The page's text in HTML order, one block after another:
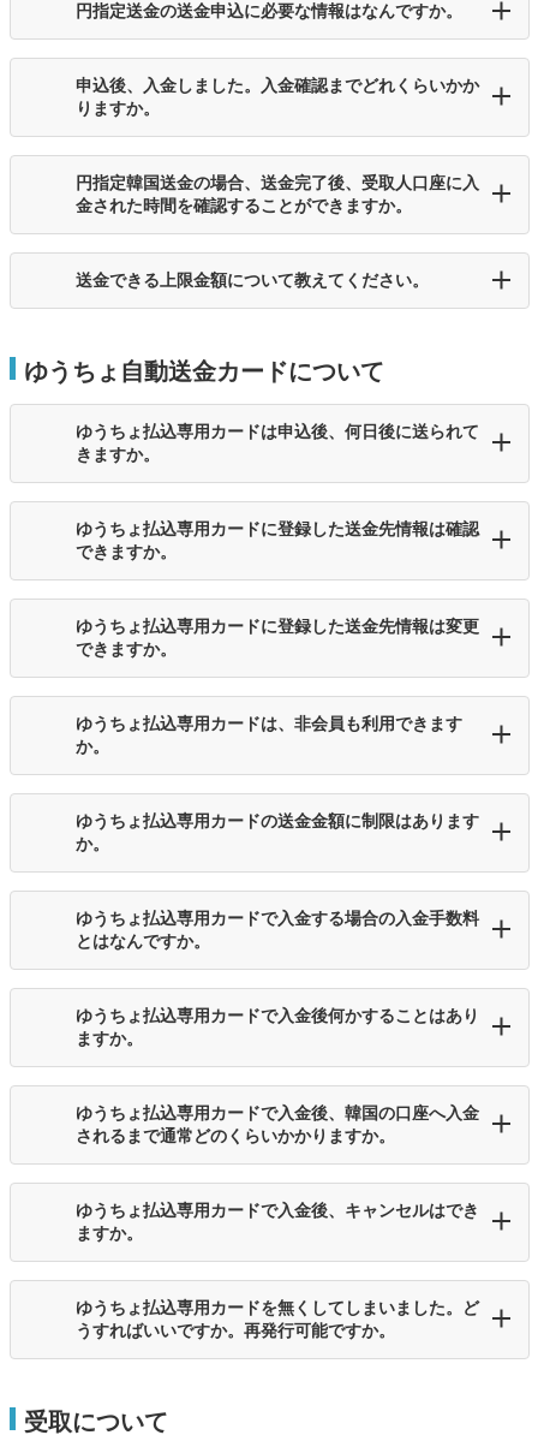
円指定送金の送金申込に必要な情報はなんですか。
申込後、入金しました。入金確認までどれくらいかか
りますか。
円指定韓国送金の場合、送金完了後、受取人口座に入
金された時間を確認することができますか。
送金できる上限金額について教えてください。
ゆうちょ自動送金カードについて
ゆうちょ払込専用カードは申込後、何日後に送られて
きますか。
ゆうちょ払込専用カードに登録した送金先情報は確認
できますか。
ゆうちょ払込専用カードに登録した送金先情報は変更
できますか。
ゆうちょ払込専用カードは、非会員も利用できます
か。
ゆうちょ払込専用カードの送金金額に制限はあります
か。
ゆうちょ払込専用カードで入金する場合の入金手数料
とはなんですか。
ゆうちょ払込専用カードで入金後何かすることはあり
ますか。
ゆうちょ払込専用カードで入金後、韓国の口座へ入金
されるまで通常どのくらいかかりますか。
ゆうちょ払込専用カードで入金後、キャンセルはでき
ますか。
ゆうちょ払込専用カードを無くしてしまいました。ど
うすればいいですか。再発行可能ですか。
受取について